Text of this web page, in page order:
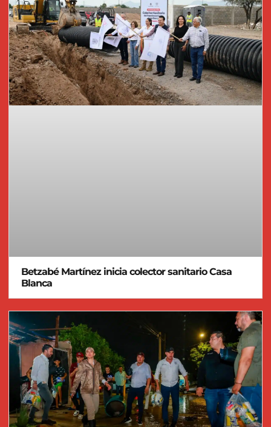
Betzabé Martínez inicia colector sanitario Casa
Blanca